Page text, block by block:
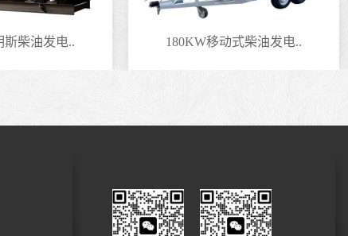
斯柴油发电.. 180KW移动式柴油发电..